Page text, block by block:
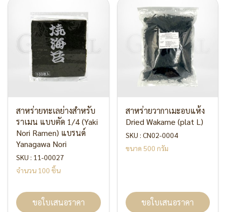
สาหร่ายทะเลย่างสำหรับ
ราเมน แบบตัด 1/4 (Yaki
Nori Ramen) แบรนด์
Yanagawa Nori
SKU : 11-00027
จำนวน 100 ชิ้น
ขอใบเสนอราคา
สาหร่ายวากาเมะอบแห้ง
Dried Wakame (plat L)
SKU : CN02-0004
ขนาด 500 กรัม
ขอใบเสนอราคา